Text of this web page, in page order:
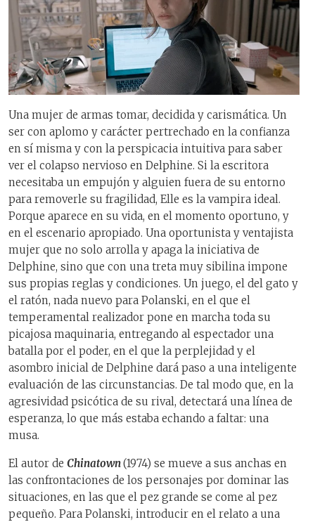
Una mujer de armas tomar, decidida y carismática. Un
ser con aplomo y carácter pertrechado en la confianza
en sí misma y con la perspicacia intuitiva para saber
ver el colapso nervioso en Delphine. Si la escritora
necesitaba un empujón y alguien fuera de su entorno
para removerle su fragilidad, Elle es la vampira ideal.
Porque aparece en su vida, en el momento oportuno, y
en el escenario apropiado. Una oportunista y ventajista
mujer que no solo arrolla y apaga la iniciativa de
Delphine, sino que con una treta muy sibilina impone
sus propias reglas y condiciones. Un juego, el del gato y
el ratón, nada nuevo para Polanski, en el que el
temperamental realizador pone en marcha toda su
picajosa maquinaria, entregando al espectador una
batalla por el poder, en el que la perplejidad y el
asombro inicial de Delphine dará paso a una inteligente
evaluación de las circunstancias. De tal modo que, en la
agresividad psicótica de su rival, detectará una línea de
esperanza, lo que más estaba echando a faltar: una
musa.
El autor de Chinatown(1974) se mueve a sus anchas en
las confrontaciones de los personajes por dominar las
situaciones, en las que el pez grande se come al pez
pequeño. Para Polanski, introducir en el relato a una